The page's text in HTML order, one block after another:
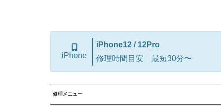
iPhone
iPhone12 / 12Pro
修理時間目安 最短30分〜
修理メニュー